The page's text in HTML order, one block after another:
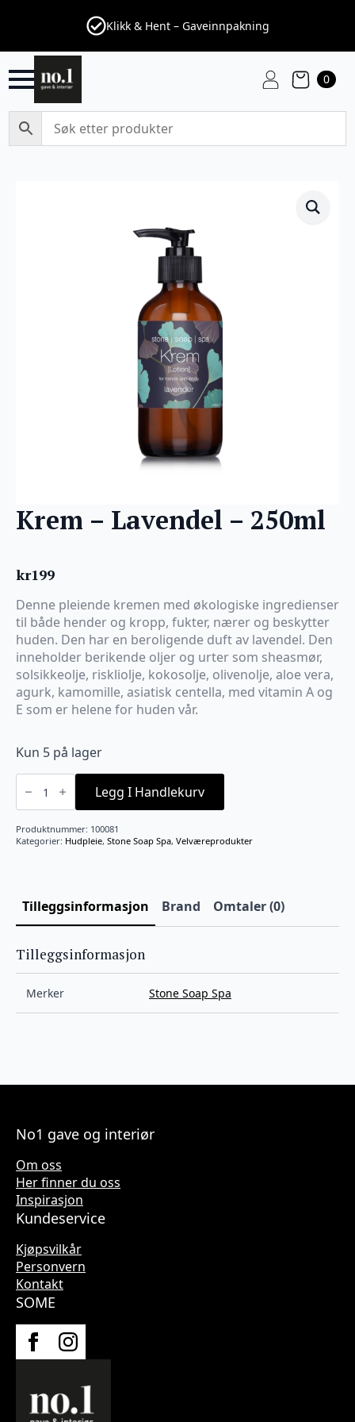
Klikk & Hent – Gaveinnpakning
0
Krem – Lavendel – 250ml
kr199
Denne pleiende kremen med økologiske ingredienser
til både hender og kropp, fukter, nærer og beskytter
huden. Den har en beroligende duft av lavendel. Den
inneholder berikende oljer og urter som sheasmør,
solsikkeolje, riskliolje, kokosolje, olivenolje, aloe vera,
agurk, kamomille, asiatisk centella, med vitamin A og
E som er helene for huden vår.
Kun 5 på lager
Krem
Lavendel
-
250ml
antall
Legg I Handlekurv
Produktnummer: 100081
Kategorier: Hudpleie, Stone Soap Spa, Velværeprodukter
Tilleggsinformasjon Brand Omtaler (0)
Tilleggsinformasjon
Merker Stone Soap Spa
No1 gave og interiør
Om oss
Her finner du oss
Inspirasjon
Kundeservice
Kjøpsvilkår
Personvern
Kontakt
SOME